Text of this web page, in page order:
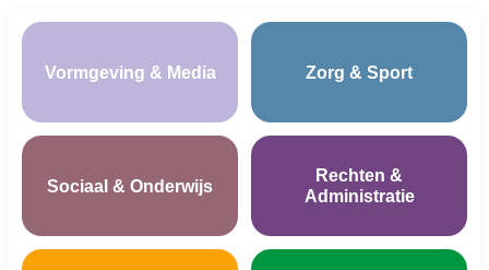
Vormgeving & Media Zorg & Sport
Sociaal & Onderwijs
Rechten &
Administratie